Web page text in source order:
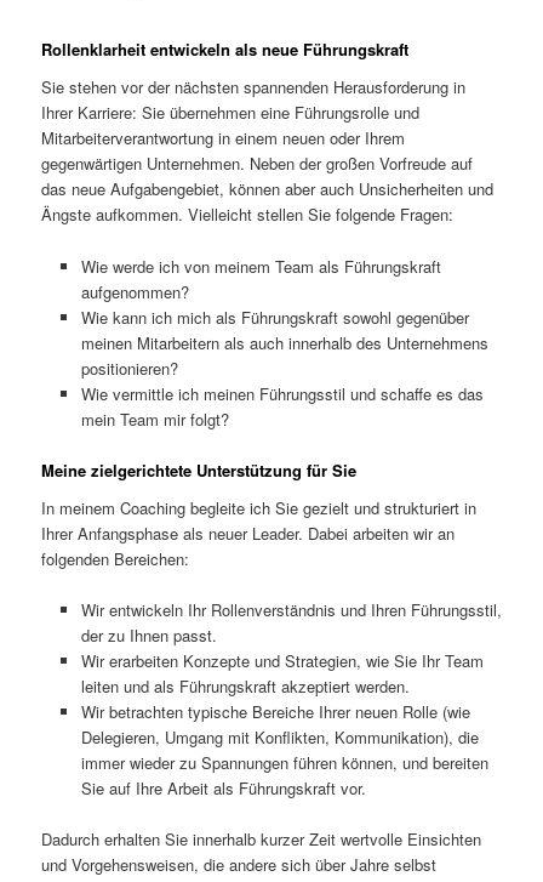
Rollenklarheit entwickeln als neue Führungskraft
Sie stehen vor der nächsten spannenden Herausforderung in
Ihrer Karriere: Sie übernehmen eine Führungsrolle und
Mitarbeiterverantwortung in einem neuen oder Ihrem
gegenwärtigen Unternehmen. Neben der großen Vorfreude auf
das neue Aufgabengebiet, können aber auch Unsicherheiten und
Ängste aufkommen. Vielleicht stellen Sie folgende Fragen:
Wie werde ich von meinem Team als Führungskraft
aufgenommen?
Wie kann ich mich als Führungskraft sowohl gegenüber
meinen Mitarbeitern als auch innerhalb des Unternehmens
positionieren?
Wie vermittle ich meinen Führungsstil und schaffe es das
mein Team mir folgt?
Meine zielgerichtete Unterstützung für Sie
In meinem Coaching begleite ich Sie gezielt und strukturiert in
Ihrer Anfangsphase als neuer Leader. Dabei arbeiten wir an
folgenden Bereichen:
Wir entwickeln Ihr Rollenverständnis und Ihren Führungsstil,
der zu Ihnen passt.
Wir erarbeiten Konzepte und Strategien, wie Sie Ihr Team
leiten und als Führungskraft akzeptiert werden.
Wir betrachten typische Bereiche Ihrer neuen Rolle (wie
Delegieren, Umgang mit Konflikten, Kommunikation), die
immer wieder zu Spannungen führen können, und bereiten
Sie auf Ihre Arbeit als Führungskraft vor.
Dadurch erhalten Sie innerhalb kurzer Zeit wertvolle Einsichten
und Vorgehensweisen, die andere sich über Jahre selbst